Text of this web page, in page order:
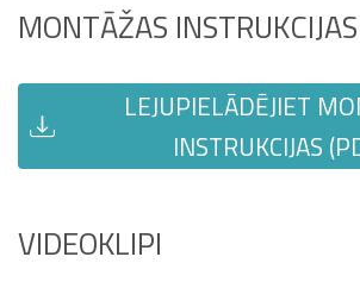
MONTĀŽAS INSTRUKCIJAS
LEJUPIELĀDĒJIET
INSTRUKCIJAS
VIDEOKLIPI